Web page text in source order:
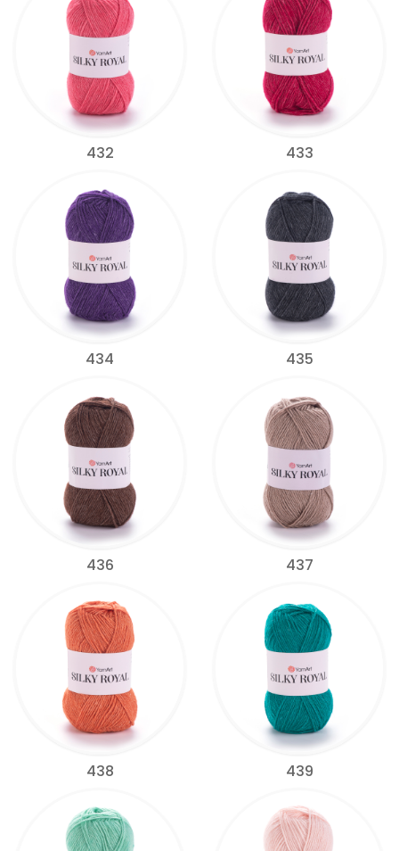
432 433
434 435
436 437
438 439